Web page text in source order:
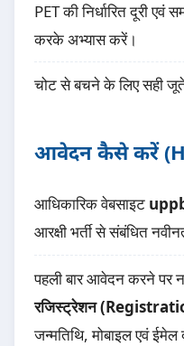
PET की निर्धारित दूरी
करके अभ्यास करें।
चोट से बचने के लिए सही जूते
आवेदन कैसे करें
आधिकारिक वेबसाइट
आरक्षी भर्ती से संबंधित
पहली बार आवेदन करने पर
रजिस्ट्रेशन
जन्मतिथि, मोबाइल एवं ईमेल